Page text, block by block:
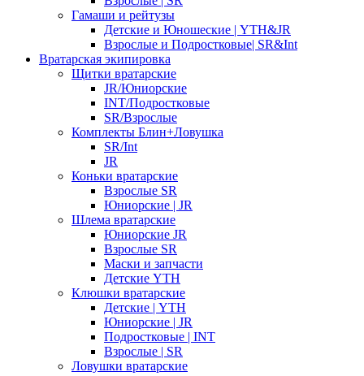
Гамаши и рейтузы
Детские и Юношеские | YTH&JR
Взрослые и Подростковые| SR&Int
Вратарская экипировка
Щитки вратарские
JR/Юниорские
INT/Подростковые
SR/Взрослые
Комплекты Блин+Ловушка
SR/Int
JR
Коньки вратарские
Взрослые SR
Юниорские | JR
Шлема вратарские
Юниорские JR
Взрослые SR
Маски и запчасти
Детские YTH
Клюшки вратарские
Детские | YTH
Юниорские | JR
Подростковые | INT
Взрослые | SR
Ловушки вратарские